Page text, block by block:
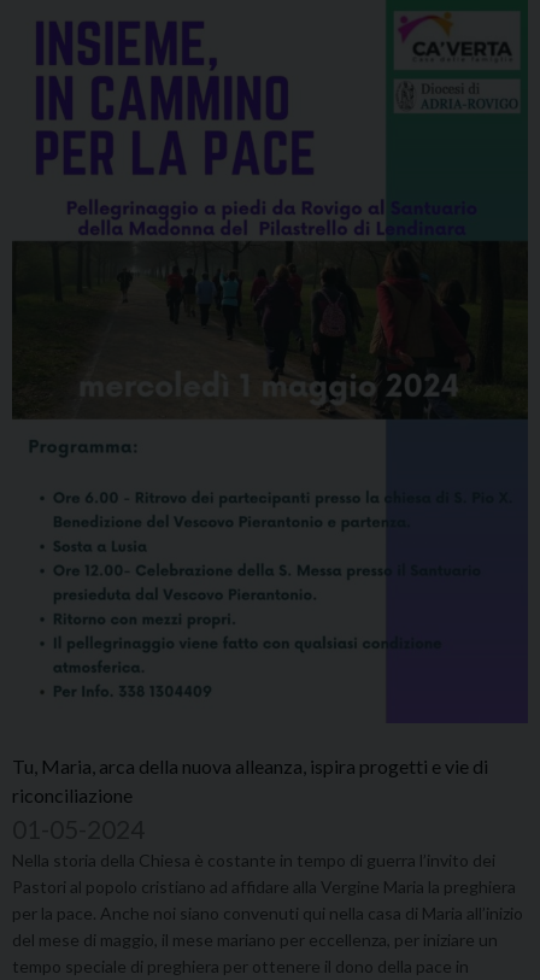
Tu, Maria, arca della nuova alleanza, ispira progetti e vie di
riconciliazione
Nella storia della Chiesa è costante in tempo di guerra l’invito dei
Pastori al popolo cristiano ad affidare alla Vergine Maria la preghiera
per la pace. Anche noi siano convenuti qui nella casa di Maria all’inizio
del mese di maggio, il mese mariano per eccellenza, per iniziare un
tempo speciale di preghiera per ottenere il dono della pace in